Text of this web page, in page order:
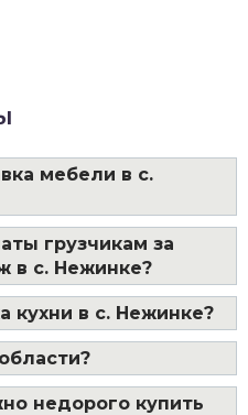
мебели в с.
грузчикам за
в с. Нежинке?
кухни в с. Нежинке?
недорого купить